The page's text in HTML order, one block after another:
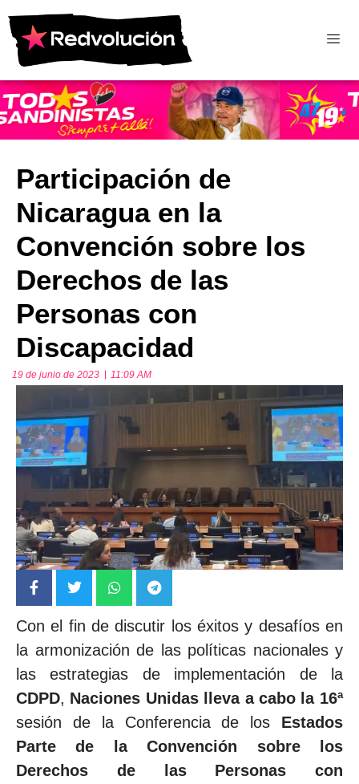
Participación de
Nicaragua en la
Convención sobre los
Derechos de las
Personas con
Discapacidad
19 de junio de 2023 11:09 AM
Con el fin de discutir los éxitos y desafíos en
la armonización de las políticas nacionales y
las estrategias de implementación de la
CDPD, Naciones Unidas lleva a cabo la 16ª
sesión de la Conferencia de los Estados
Parte de la Convención sobre los
Derechos de las Personas con